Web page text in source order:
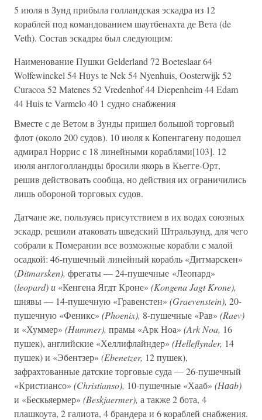
5 июля в Зунд прибыла голландская эскадра из 12
кораблей под командованием шаутбенахта де Вета (de
Veth). Состав эскадры был следующим:
Наименование Пушки Gelderland 72 Boeteslaar 64
Wolfewinckel 54 Huys te Nek 54 Nyenhuis, Oosterwijk 52
Curacoa 52 Matenes 52 Vredenhof 44 Diepenheim 44 Edam
44 Huis te Varmelo 40 1 судно снабжения
Вместе с де Ветом в Зунды пришел большой торговый
флот (около 200 судов). 10 июля к Копенгагену подошел
адмирал Норрис с 18 линейными кораблями[103]. 12
июля англоголландцы бросили якорь в Кьегге-Орт,
решив действовать сообща, но действия их ограничились
лишь обороной торговых судов.
Датчане же, пользуясь присутствием в их водах союзных
эскадр, решили атаковать шведский Штральзунд, для чего
собрали к Померании все возможные корабли с малой
осадкой: 46-пушечный линейный корабль «Дитмарскен»
(Ditmarsken), фрегаты — 24-пушечные «Леопард»
(leopard) и «Кенгена Ягдт Кроне» (Kongena Jagt Krone),
шнявы — 14-пушечную «Гравенстен» (Graevenstein), 20-
пушечную «Феникс» (Phoenix), 8-пушечные «Рав» (Raev)
и «Хуммер» (Hummer), прамы «Арк Ноа» (Ark Noa, 16
пушек), английские «Хеллифлайндер» (Helleflynder, 14
пушек) и «Эбентзер» (Ebenetzer, 12 пушек),
зафрахтованные датские торговые суда — 26-пушечный
«Кристиансо» (Christianso), 10-пушечные «Хааб» (Нааb)
и «Бескьяермер» (Beskjaermer), а также 2 бота, 4
плашкоута, 2 галиота, 4 брандера и 6 кораблей снабжения.